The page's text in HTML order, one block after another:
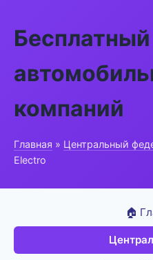
Бесплатный
компаний
Главная » Центральный
Electro
🏠